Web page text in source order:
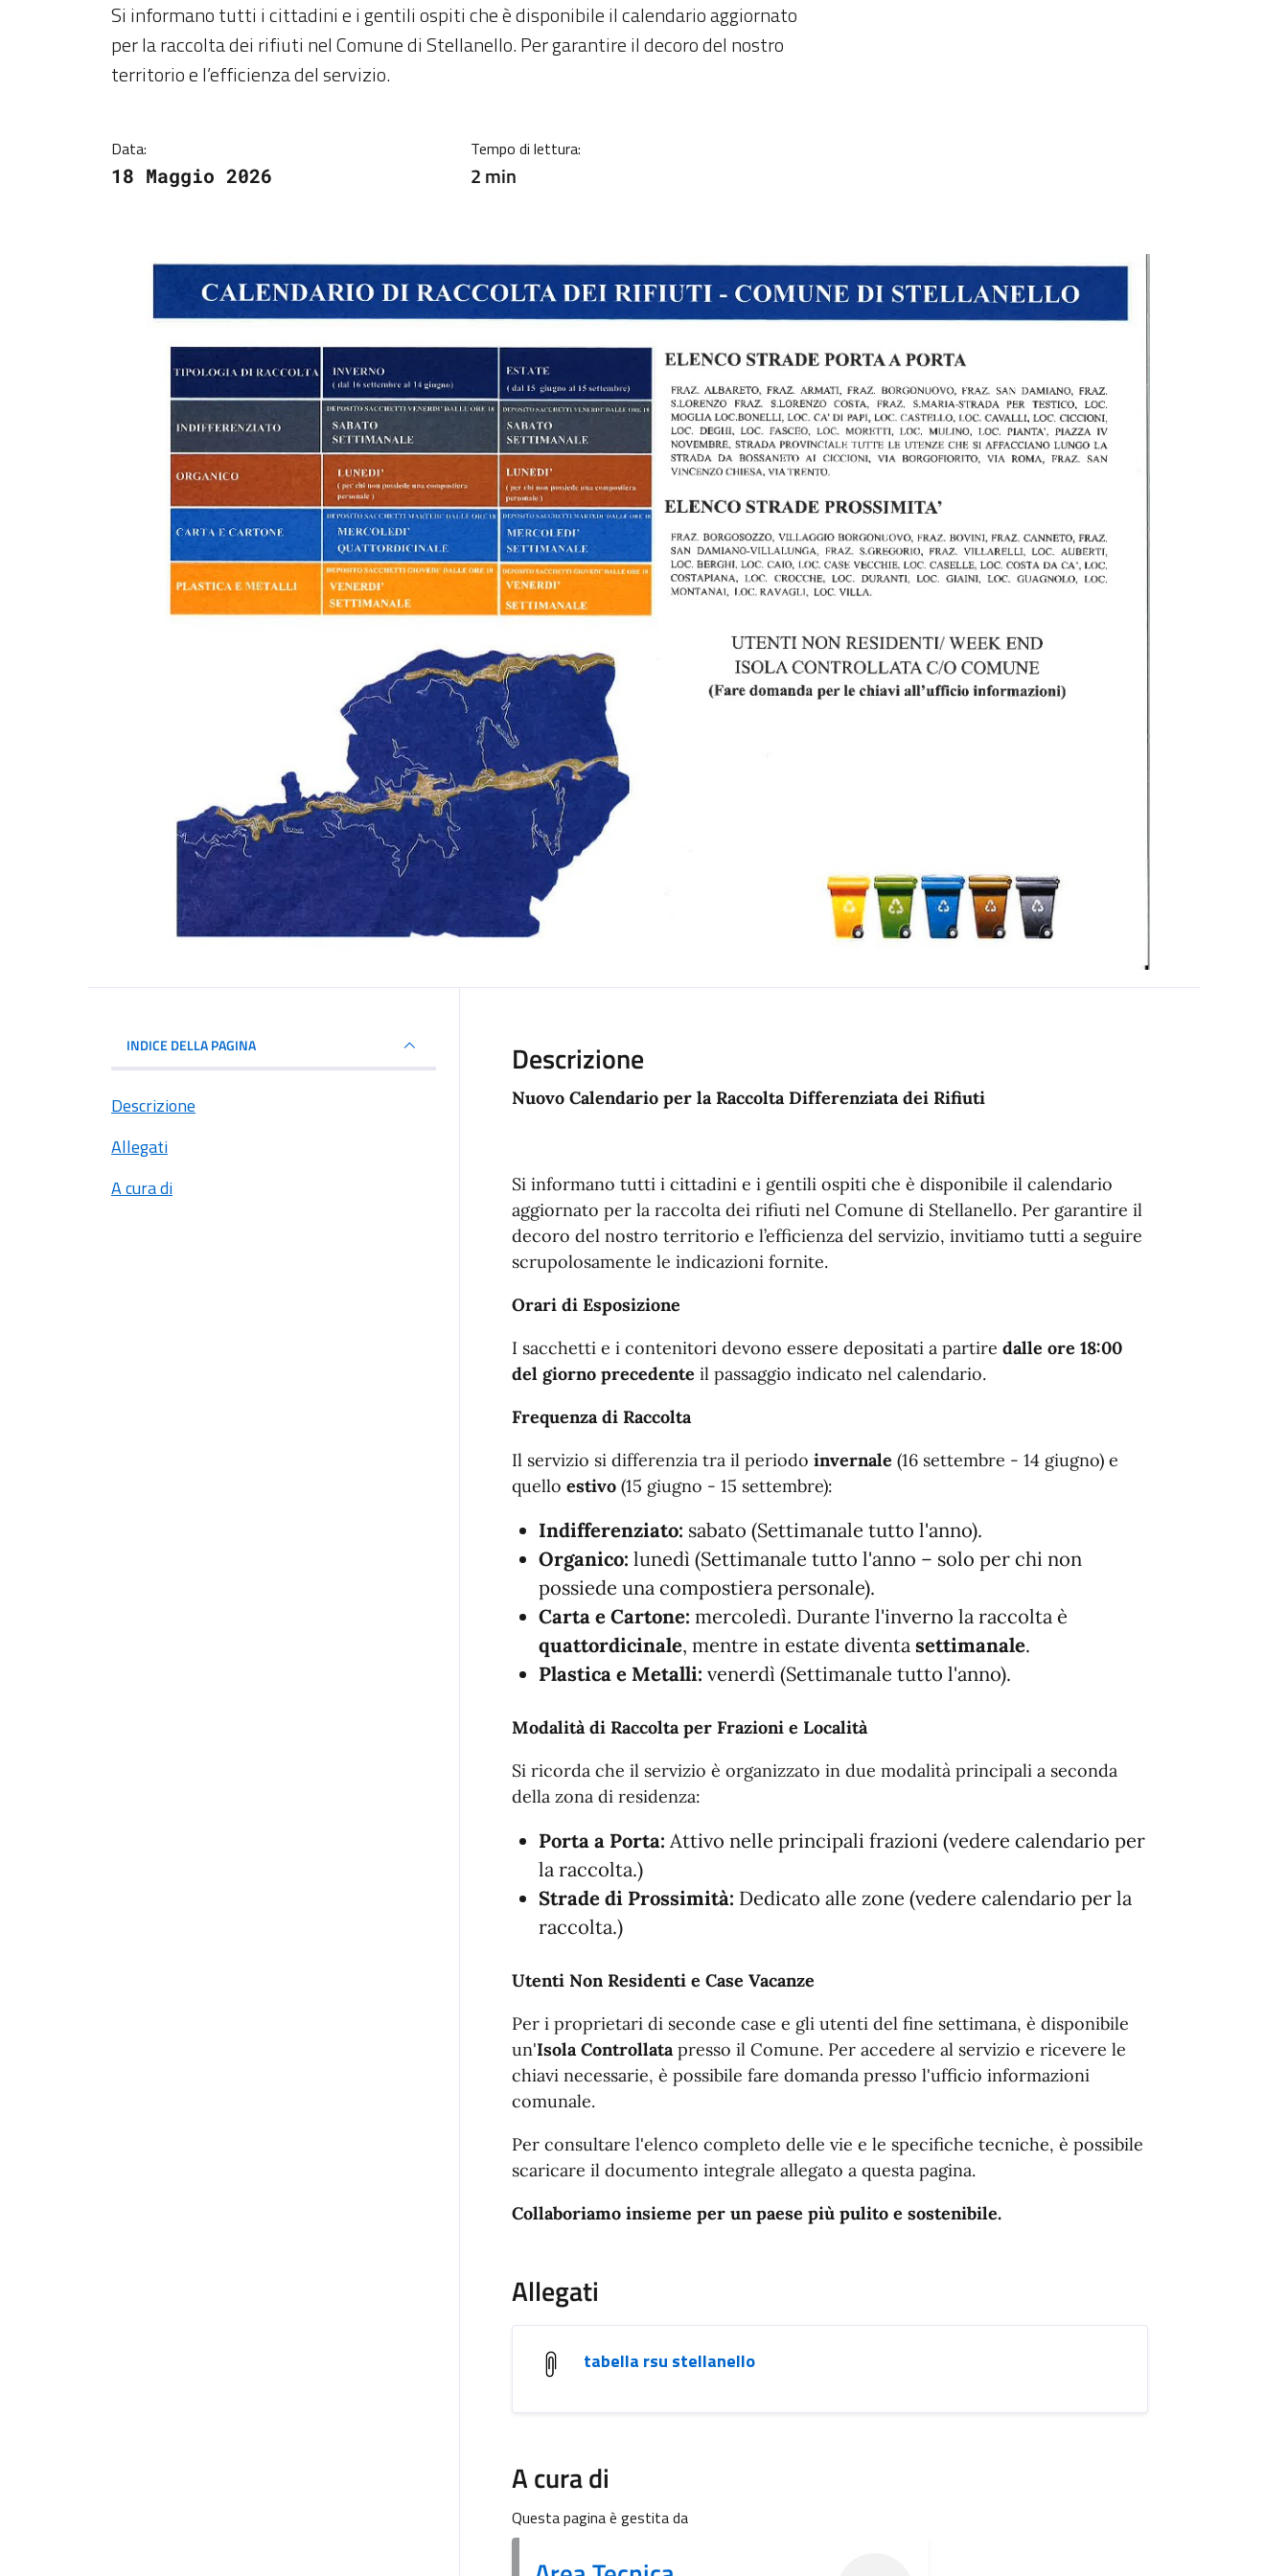
Dettagli della notizia
Si informano tutti i cittadini e i gentili ospiti che è disponibile il calendario aggiornato
per la raccolta dei rifiuti nel Comune di Stellanello. Per garantire il decoro del nostro
territorio e l’efficienza del servizio.
Data:
18 Maggio 2026
Tempo di lettura:
2 min
INDICE DELLA PAGINA
Descrizione
Allegati
A cura di
Descrizione
Nuovo Calendario per la Raccolta Differenziata dei Rifiuti
Si informano tutti i cittadini e i gentili ospiti che è disponibile il calendario
aggiornato per la raccolta dei rifiuti nel Comune di Stellanello. Per garantire il
decoro del nostro territorio e l’efficienza del servizio, invitiamo tutti a seguire
scrupolosamente le indicazioni fornite.
Orari di Esposizione
I sacchetti e i contenitori devono essere depositati a partire dalle ore 18:00
del giorno precedente il passaggio indicato nel calendario.
Frequenza di Raccolta
Il servizio si differenzia tra il periodo invernale (16 settembre - 14 giugno) e
quello estivo(15 giugno - 15 settembre):
Indifferenziato: sabato (Settimanale tutto l'anno).
Organico: lunedì (Settimanale tutto l'anno – solo per chi non
possiede una compostiera personale).
Carta e Cartone: mercoledì. Durante l'inverno la raccolta è
quattordicinale, mentre in estate diventasettimanale.
Plastica e Metalli: venerdì (Settimanale tutto l'anno).
Modalità di Raccolta per Frazioni e Località
Si ricorda che il servizio è organizzato in due modalità principali a seconda
della zona di residenza:
Porta a Porta: Attivo nelle principali frazioni (vedere calendario per
la raccolta.)
Strade di Prossimità: Dedicato alle zone (vedere calendario per la
raccolta.)
Utenti Non Residenti e Case Vacanze
Per i proprietari di seconde case e gli utenti del fine settimana, è disponibile
un'Isola Controllatapresso il Comune. Per accedere al servizio e ricevere le
chiavi necessarie, è possibile fare domanda presso l'ufficio informazioni
comunale.
Per consultare l'elenco completo delle vie e le specifiche tecniche, è possibile
scaricare il documento integrale allegato a questa pagina.
Collaboriamo insieme per un paese più pulito e sostenibile.
Allegati
tabella rsu stellanello
A cura di
Questa pagina è gestita da